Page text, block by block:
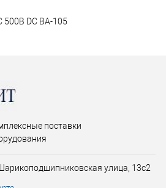
500В DC ВА-105
поставки
улица, 13с2